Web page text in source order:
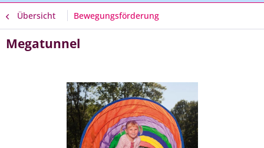
Übersicht Bewegungsförderung
Megatunnel